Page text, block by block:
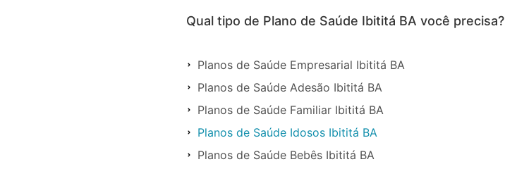
Qual tipo de Plano de Saúde Ibititá BA você precisa?
Planos de Saúde Empresarial Ibititá BA
Planos de Saúde Adesão Ibititá BA
Planos de Saúde Familiar Ibititá BA
Planos de Saúde Idosos Ibititá BA
Planos de Saúde Bebês Ibititá BA